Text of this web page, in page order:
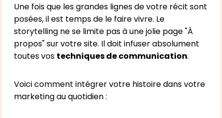
Une fois que les grandes lignes de votre récit sont
posées, il est temps de le faire vivre. Le
storytelling ne se limite pas à une jolie page "À
propos" sur votre site. Il doit infuser absolument
toutes vos techniques de communication.
Voici comment intégrer votre histoire dans votre
marketing au quotidien :